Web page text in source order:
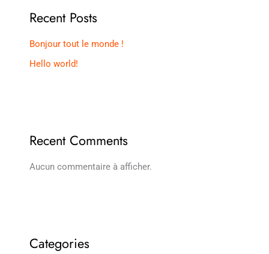
Recent Posts
Bonjour tout le monde !
Hello world!
Recent Comments
Aucun commentaire à afficher.
Categories